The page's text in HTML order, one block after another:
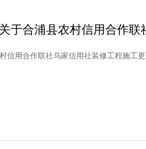
于合浦县农村信用合作联
信用合作联社乌家信用社装修工程施工